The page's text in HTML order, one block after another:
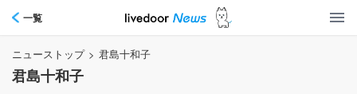
一覧
ニューストップ > 君島十和子
君島十和子